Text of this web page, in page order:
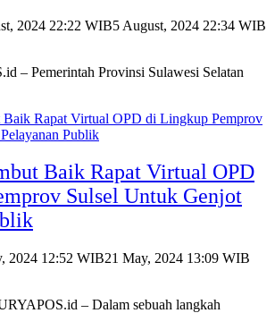
2024 22:22 WIB5 August, 2024 22:34 WIB
– Pemerintah Provinsi Sulawesi Selatan
Baik Rapat Virtual OPD
Sulsel Untuk Genjot
2024 12:52 WIB21 May, 2024 13:09 WIB
– Dalam sebuah langkah